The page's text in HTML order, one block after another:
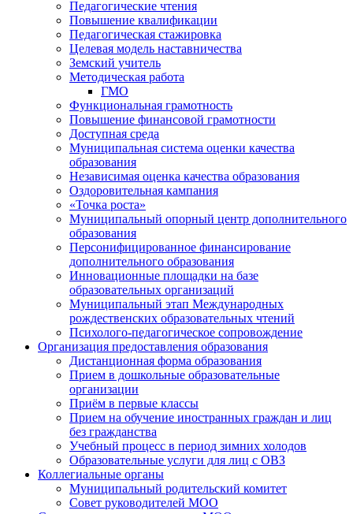
Педагогические чтения
Повышение квалификации
Педагогическая стажировка
Целевая модель наставничества
Земский учитель
Методическая работа
ГМО
Функциональная грамотность
Повышение финансовой грамотности
Доступная среда
Муниципальная система оценки качества
образования
Независимая оценка качества образования
Оздоровительная кампания
«Точка роста»
Муниципальный опорный центр дополнительного
образования
Персонифицированное финансирование
дополнительного образования
Инновационные площадки на базе
образовательных организаций
Муниципальный этап Международных
рождественских образовательных чтений
Психолого-педагогическое сопровождение
Организация предоставления образования
Дистанционная форма образования
Прием в дошкольные образовательные
организации
Приём в первые классы
Прием на обучение иностранных граждан и лиц
без гражданства
Учебный процесс в период зимних холодов
Образовательные услуги для лиц с ОВЗ
Коллегиальные органы
Муниципальный родительский комитет
Совет руководителей МОО